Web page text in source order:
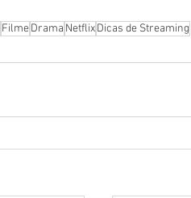
FilmeDrama NetflixDicas de Streaming